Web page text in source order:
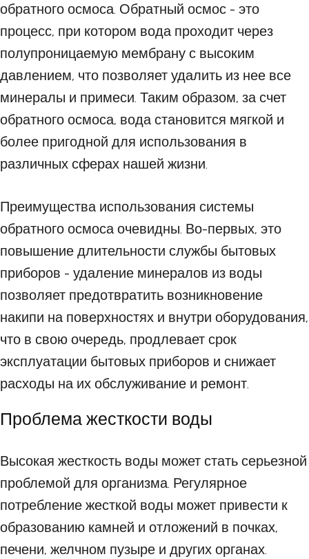
обратного осмоса. Обратный осмос - это
процесс, при котором вода проходит через
полупроницаемую мембрану с высоким
давлением, что позволяет удалить из нее все
минералы и примеси. Таким образом, за счет
обратного осмоса, вода становится мягкой и
более пригодной для использования в
различных сферах нашей жизни.
Преимущества использования системы
обратного осмоса очевидны. Во-первых, это
повышение длительности службы бытовых
приборов - удаление минералов из воды
позволяет предотвратить возникновение
накипи на поверхностях и внутри оборудования,
что в свою очередь, продлевает срок
эксплуатации бытовых приборов и снижает
расходы на их обслуживание и ремонт.
Проблема жесткости воды
Высокая жесткость воды может стать серьезной
проблемой для организма. Регулярное
потребление жесткой воды может привести к
образованию камней и отложений в почках,
печени, желчном пузыре и других органах.